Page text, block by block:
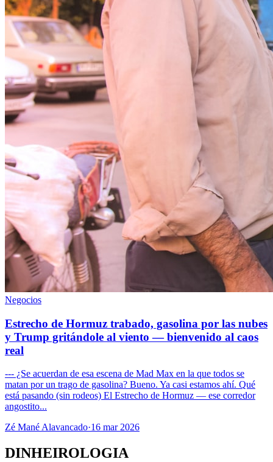
Negocios
Estrecho de Hormuz trabado, gasolina por las nubes
y Trump gritándole al viento — bienvenido al caos
real
--- ¿Se acuerdan de esa escena de Mad Max en la que todos se
matan por un trago de gasolina? Bueno. Ya casi estamos ahí. Qué
está pasando (sin rodeos) El Estrecho de Hormuz — ese corredor
angostito...
Zé Mané Alavancado·16 mar 2026
DINHEIROLOGIA